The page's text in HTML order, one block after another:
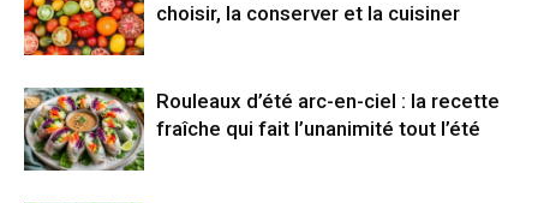
choisir, la conserver et la cuisiner
Rouleaux d’été arc-en-ciel : la recette
fraîche qui fait l’unanimité tout l’été